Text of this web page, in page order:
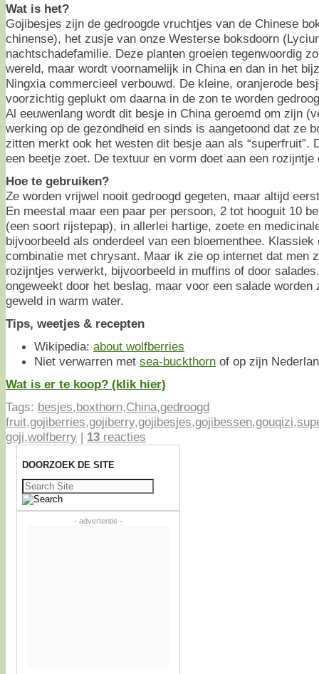
Wat is het?
Gojibesjes zijn de gedroogde vruchtjes van de Chinese
chinense), het zusje van onze Westerse boksdoorn
nachtschadefamilie. Deze planten groeien tegenwoordig
wereld, maar wordt voornamelijk in China en dan in het
Ningxia commercieel verbouwd. De kleine, oranjerode
voorzichtig geplukt om daarna in de zon te worden
Al eeuwenlang wordt dit besje in China geroemd om zijn
werking op de gezondheid en sinds is aangetoond dat ze
zitten merkt ook het westen dit besje aan als “superfruit”.
een beetje zoet. De textuur en vorm doet aan een rozijntje
Hoe te gebruiken?
Ze worden vrijwel nooit gedroogd gegeten, maar altijd
En meestal maar een paar per persoon, 2 tot hooguit 10
(een soort rijstepap), in allerlei hartige, zoete en
bijvoorbeeld als onderdeel van een bloementhee.
combinatie met chrysant. Maar ik zie op internet dat men
rozijntjes verwerkt, bijvoorbeeld in muffins of door
ongeweekt door het beslag, maar voor een salade worden
geweld in warm water.
Tips, weetjes & recepten
Wikipedia: about wolfberries
Niet verwarren met sea-buckthorn of op zijn
Wat is er te koop? (klik hier)
Tags: besjes,boxthorn,China,gedroogd
fruit,gojiberries,gojiberry,gojibesjes,gojibessen,gouqizi,
goji,wolfberry | 13 reacties
DOORZOEK DE SITE
Zoeken
naar:
- advertentie -